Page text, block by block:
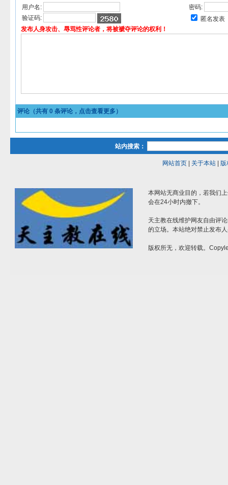
用户名:
密码:
验证码:
匿名发表
发布人身攻击、辱骂性评论者，将被褫夺评论的权利！
评论（共有 0 条评论，点击查看更多）
站内搜索：
网站首页| 关于本站| 版
本网站无商业目的，若我们
会在24小时内撤下。
天主教在线维护网友自由评
的立场。本站绝对禁止发布
版权所无，欢迎转载。